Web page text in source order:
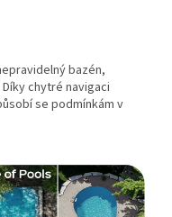
bazén,
chytré navigaci
se podmínkám v